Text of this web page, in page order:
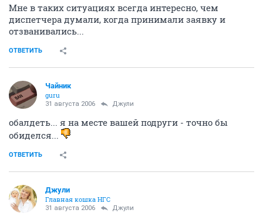
Мне в таких ситуациях всегда интересно, чем
диспетчера думали, когда принимали заявку и
отзванивались...
ОТВЕТИТЬ
Чайник
guru
31 августа 2006 Джули
обалдеть... я на месте вашей подруги - точно бы
обиделся...
ОТВЕТИТЬ
Джули
Главная кошка НГС
31 августа 2006 Джули